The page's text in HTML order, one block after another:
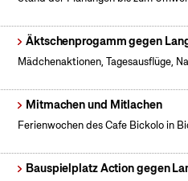
Äktschenprogamm gegen
Mädchenaktionen, Tagesausflüge,
Mitmachen und Mitlachen
Ferienwochen des Cafe Bickolo in
Bauspielplatz Action gegen